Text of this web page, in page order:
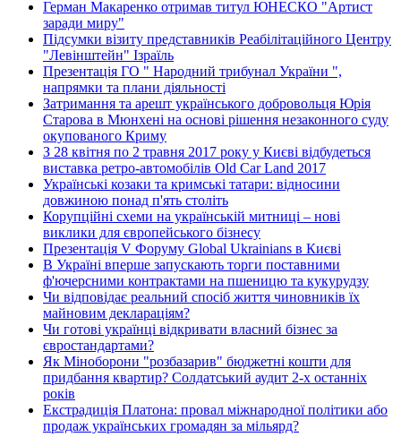
Герман Макаренко отримав титул ЮНЕСКО "Артист
заради миру"
Підсумки візиту представників Реабілітаційного Центру
"Левінштейн" Ізраїль
Презентація ГО " Народний трибунал України ",
напрямки та плани діяльності
Затримання та арешт українського добровольця Юрія
Старова в Мюнхені на основі рішення незаконного суду
окупованого Криму
З 28 квітня по 2 травня 2017 року у Києві відбудеться
виставка ретро-автомобілів Old Car Land 2017
Українські козаки та кримські татари: відносини
довжиною понад п'ять століть
Корупційні схеми на українській митниці – нові
виклики для європейського бізнесу
Презентація V Форуму Global Ukrainians в Києві
В Україні вперше запускають торги поставними
ф'ючерсними контрактами на пшеницю та кукурудзу
Чи відповідає реальний спосіб життя чиновників їх
майновим деклараціям?
Чи готові українці відкривати власний бізнес за
євростандартами?
Як Міноборони "розбазарив" бюджетні кошти для
придбання квартир? Солдатський аудит 2-х останніх
років
Екстрадиція Платона: провал міжнародної політики або
продаж українських громадян за мільярд?